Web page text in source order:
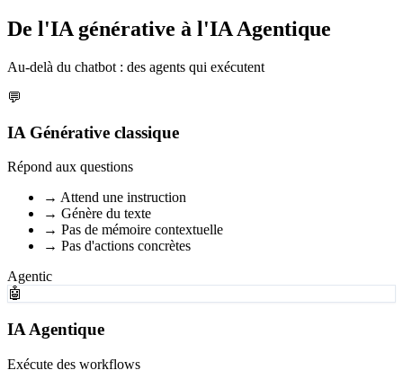
De l'IA générative à l'IA Agentique
Au-delà du chatbot : des agents qui exécutent
💬
IA Générative classique
Répond aux questions
→ Attend une instruction
→ Génère du texte
→ Pas de mémoire contextuelle
→ Pas d'actions concrètes
Agentic
🤖
IA Agentique
Exécute des workflows